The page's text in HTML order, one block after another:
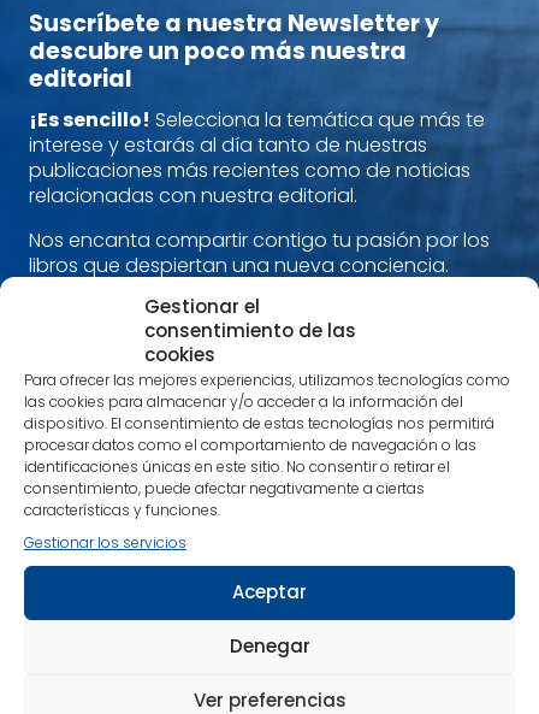
Gestionar el
consentimiento de las
cookies
Para ofrecer las mejores experiencias, utilizamos tecnologías como
las cookies para almacenar y/o acceder a la información del
dispositivo. El consentimiento de estas tecnologías nos permitirá
procesar datos como el comportamiento de navegación o las
identificaciones únicas en este sitio. No consentir o retirar el
consentimiento, puede afectar negativamente a ciertas
características y funciones.
Gestionar los servicios
Aceptar
Denegar
Ver preferencias
Suscríbete a nuestra Newsletter y
descubre un poco más nuestra
editorial
¡Es sencillo! Selecciona la temática que más te
interese y estarás al día tanto de nuestras
publicaciones más recientes como de noticias
relacionadas con nuestra editorial.
Nos encanta compartir contigo tu pasión por los
libros que despiertan una nueva conciencia.
recomendaciones.
¡Estamos en contacto!
Nombre *
Correo electrónico*